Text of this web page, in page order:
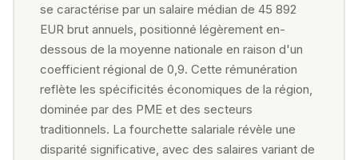
se caractérise par un salaire médian de 45 892
EUR brut annuels, positionné légèrement en-
dessous de la moyenne nationale en raison d'un
coefficient régional de 0,9. Cette rémunération
reflète les spécificités économiques de la région,
dominée par des PME et des secteurs
traditionnels. La fourchette salariale révèle une
disparité significative, avec des salaires variant de